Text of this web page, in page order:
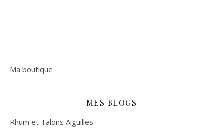
Ma boutique
MES BLOGS
Rhum et Talons Aiguilles